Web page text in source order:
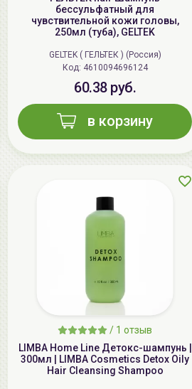
бессульфатный для
чувствительной кожи головы,
250мл (туба), GELTEK
GELTEK ( ГЕЛЬТЕК ) (Россия)
Код: 4610094696124
60.38 руб.
в корзину
/ 1 отзыв
LIMBA Home Line Детокс-шампунь |
300мл | LIMBA Cosmetics Detox Oily
Hair Cleansing Shampoo